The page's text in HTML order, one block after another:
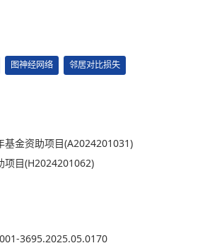
图神经网络 邻居对比损失
基金资助项目(A2024201031)
项目(H2024201062)
3695.2025.05.0170